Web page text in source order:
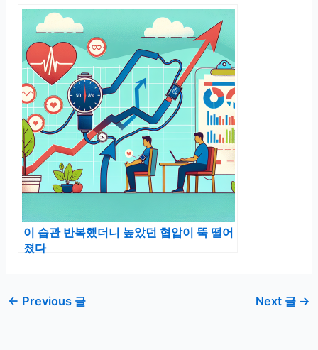
이 습관 반복했더니 높았던 협압이 뚝 떨어
졌다
← Previous 글 Next 글 →